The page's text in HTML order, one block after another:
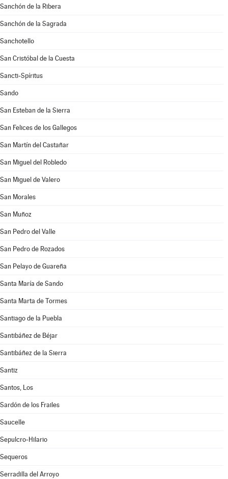
Sanchón de la Ribera
Sanchón de la Sagrada
Sanchotello
San Cristóbal de la Cuesta
Sancti-Spíritus
Sando
San Esteban de la Sierra
San Felices de los Gallegos
San Martín del Castañar
San Miguel del Robledo
San Miguel de Valero
San Morales
San Muñoz
San Pedro del Valle
San Pedro de Rozados
San Pelayo de Guareña
Santa María de Sando
Santa Marta de Tormes
Santiago de la Puebla
Santibáñez de Béjar
Santibáñez de la Sierra
Santiz
Santos, Los
Sardón de los Frailes
Saucelle
Sepulcro-Hilario
Sequeros
Serradilla del Arroyo